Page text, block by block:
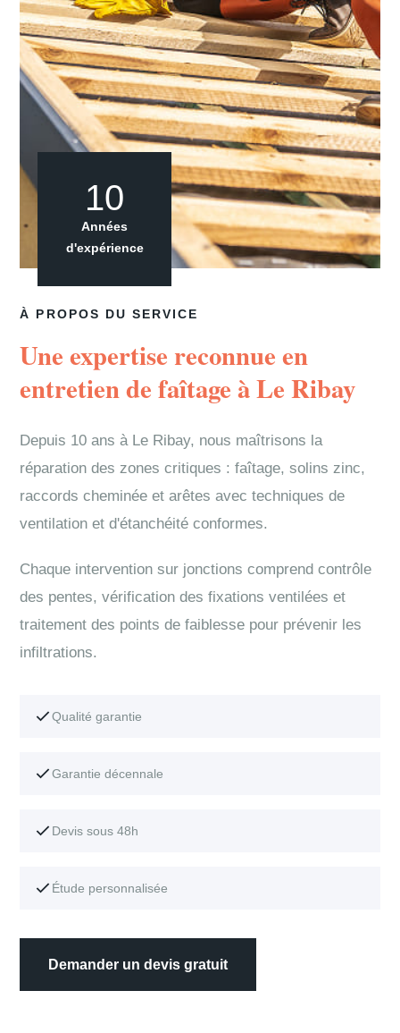
À PROPOS DU SERVICE
Une expertise reconnue en
entretien de faîtage à Le Ribay
Depuis 10 ans à Le Ribay, nous maîtrisons la
réparation des zones critiques : faîtage, solins zinc,
raccords cheminée et arêtes avec techniques de
ventilation et d'étanchéité conformes.
Chaque intervention sur jonctions comprend contrôle
des pentes, vérification des fixations ventilées et
traitement des points de faiblesse pour prévenir les
infiltrations.
Qualité garantie
Garantie décennale
Devis sous 48h
Étude personnalisée
Demander un devis gratuit
10
Années
d'expérience